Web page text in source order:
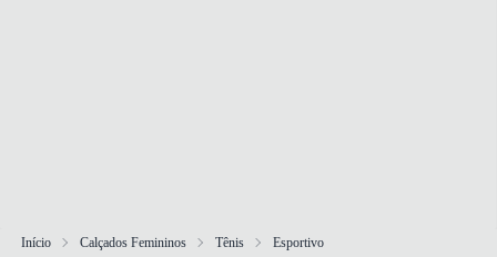
Início Calçados Femininos Tênis
Esportivo